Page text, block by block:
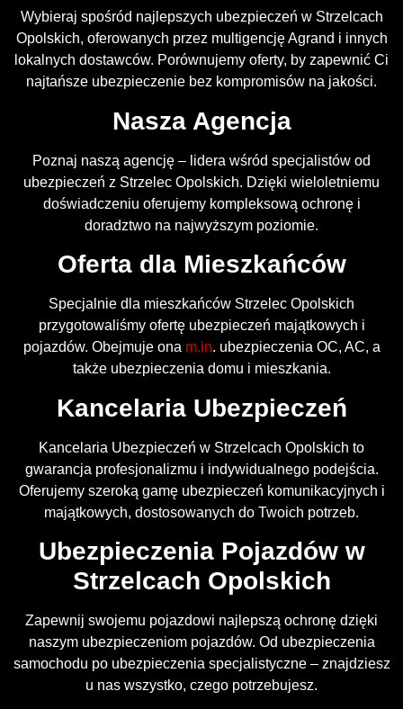
Wybieraj spośród najlepszych ubezpieczeń w Strzelcach
Opolskich, oferowanych przez multigencję Agrand i innych
lokalnych dostawców. Porównujemy oferty, by zapewnić Ci
najtańsze ubezpieczenie bez kompromisów na jakości.
Nasza Agencja
Poznaj naszą agencję – lidera wśród specjalistów od
ubezpieczeń z Strzelec Opolskich. Dzięki wieloletniemu
doświadczeniu oferujemy kompleksową ochronę i
doradztwo na najwyższym poziomie.
Oferta dla Mieszkańców
Specjalnie dla mieszkańców Strzelec Opolskich
przygotowaliśmy ofertę ubezpieczeń majątkowych i
pojazdów. Obejmuje ona m.in. ubezpieczenia OC, AC, a
także ubezpieczenia domu i mieszkania.
Kancelaria Ubezpieczeń
Kancelaria Ubezpieczeń w Strzelcach Opolskich to
gwarancja profesjonalizmu i indywidualnego podejścia.
Oferujemy szeroką gamę ubezpieczeń komunikacyjnych i
majątkowych, dostosowanych do Twoich potrzeb.
Ubezpieczenia Pojazdów w
Strzelcach Opolskich
Zapewnij swojemu pojazdowi najlepszą ochronę dzięki
naszym ubezpieczeniom pojazdów. Od ubezpieczenia
samochodu po ubezpieczenia specjalistyczne – znajdziesz
u nas wszystko, czego potrzebujesz.